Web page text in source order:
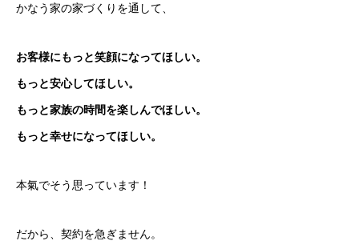
かなう家の家づくりを通して、
お客様にもっと笑顔になってほしい。
もっと安心してほしい。
もっと家族の時間を楽しんでほしい。
もっと幸せになってほしい。
本氣でそう思っています！
だから、契約を急ぎません。